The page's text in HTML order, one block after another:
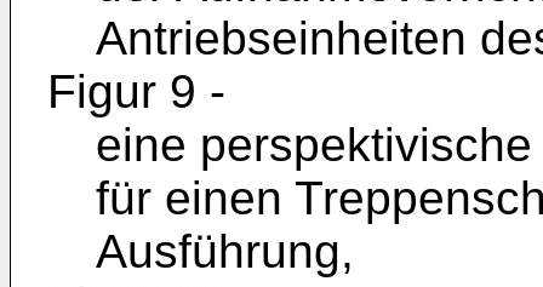
Antriebseinheiten
Figur 9 -
eine
für einen
Ausführung,